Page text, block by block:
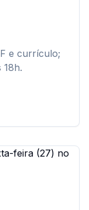
e currículo;
18h.